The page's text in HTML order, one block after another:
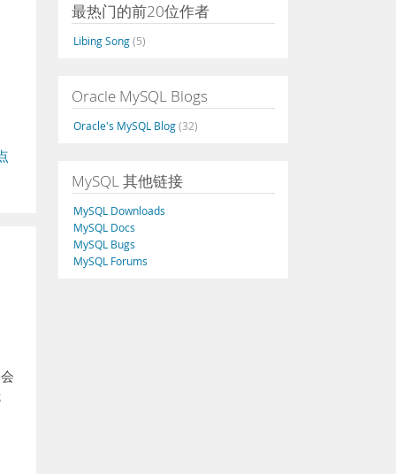
最热门的前20位作者
Libing Song(5)
Oracle MySQL Blogs
Oracle's MySQL Blog(32)
MySQL 其他链接
MySQL Downloads
MySQL Docs
MySQL Bugs
MySQL Forums